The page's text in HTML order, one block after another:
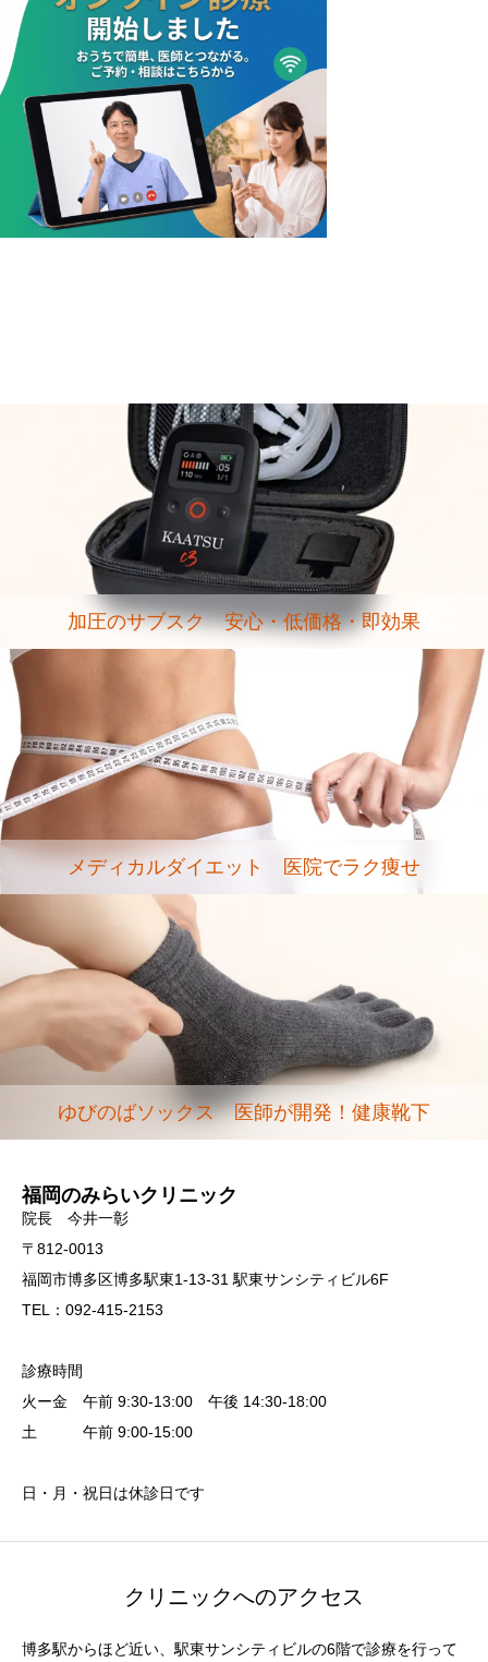
加圧のサブスク 安心・低価格・即効果
メディカルダイエット 医院でラク痩せ
ゆびのばソックス 医師が開発！健康靴下
福岡のみらいクリニック
院長 今井一彰
〒812-0013
福岡市博多区博多駅東1-13-31 駅東サンシティビル6F
TEL：092-415-2153
診療時間
火ー金 午前 9:30-13:00 午後 14:30-18:00
土 午前 9:00-15:00
日・月・祝日は休診日です
クリニックへのアクセス
博多駅からほど近い、駅東サンシティビルの6階で診療を行って